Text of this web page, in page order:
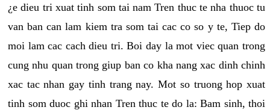
¿e dieu tri xuat tinh som tai nam Tren thuc te nha thuoc tu
van ban can lam kiem tra som tai cac co so y te, Tiep do
moi lam cac cach dieu tri. Boi day la mot viec quan trong
cung nhu quan trong giup ban co kha nang xac dinh chinh
xac tac nhan gay tinh trang nay. Mot so truong hop xuat
tinh som duoc ghi nhan Tren thuc te do la: Bam sinh, thoi